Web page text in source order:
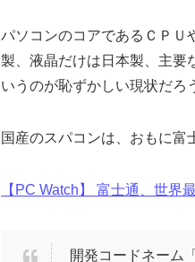
パソコンのコアであるＣＰＵ
製、液晶だけは日本製、主
いうのが恥ずかしい現状だろ
国産のスパコンは、おもに富
【PC Watch】 富士通、世界
開発コードネーム